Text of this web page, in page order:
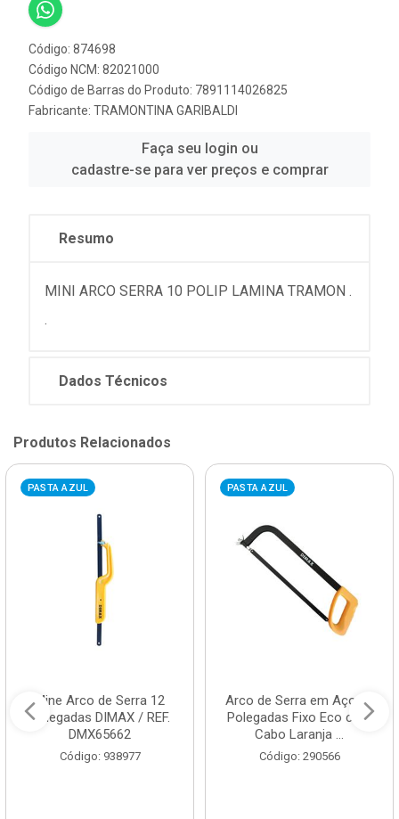
Código: 874698
Código NCM: 82021000
Código de Barras do Produto: 7891114026825
Fabricante: TRAMONTINA GARIBALDI
Faça seu login ou
cadastre-se para ver preços e comprar
Resumo
MINI ARCO SERRA 10 POLIP LAMINA TRAMON .
.
Dados Técnicos
Produtos Relacionados
PASTA AZUL
Mine Arco de Serra 12
Polegadas DIMAX / REF.
DMX65662
Código: 938977
PASTA AZUL
Arco de Serra em Aço 12
Polegadas Fixo Eco com
Cabo Laranja ...
Código: 290566